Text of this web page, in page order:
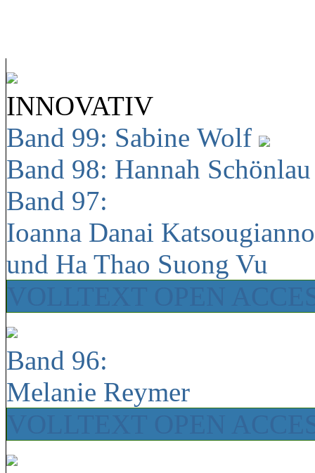
INNOVATIV
Band 99: Sabine Wolf
Band 98: Hannah
Band 97:
Ioanna Danai
und Ha Thao Suong Vu
Band 96:
Melanie Reymer